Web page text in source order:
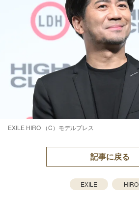
EXILE HIRO （C）モデルプレス
記事に戻る
EXILE HIRO